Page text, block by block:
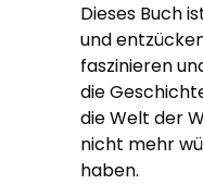
Dieses Buch
und
faszinieren
die
die Welt der
nicht mehr
haben.